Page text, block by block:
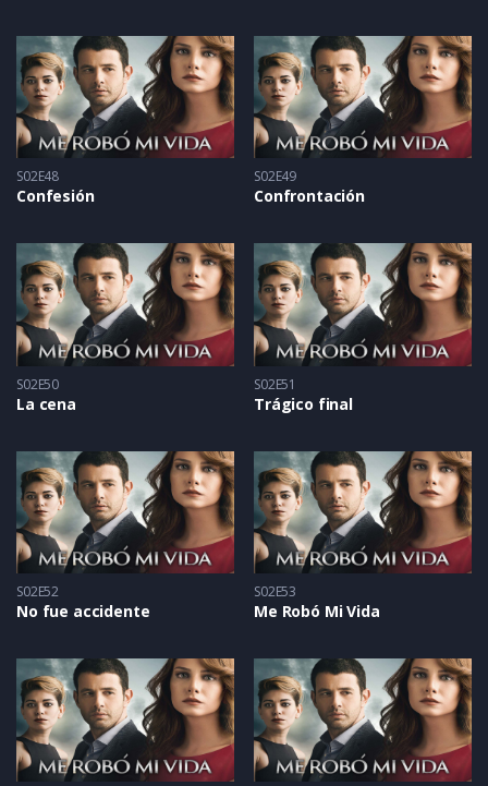
S02E48
Confesión
S02E49
Confrontación
S02E50
La cena
S02E51
Trágico final
S02E52
No fue accidente
S02E53
Me Robó Mi Vida